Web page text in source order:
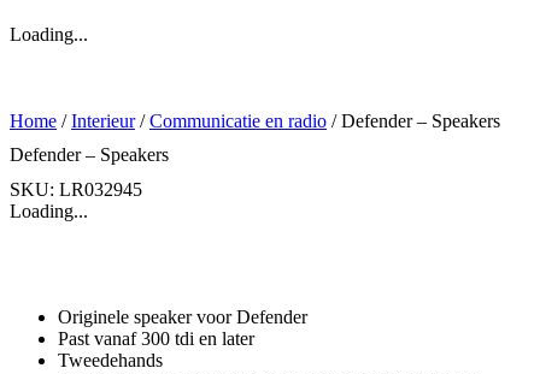
Loading...
Home /Interieur/Communicatie en radio / Defender – Speakers
Defender – Speakers
SKU: LR032945
Loading...
Originele speaker voor Defender
Past vanaf 300 tdi en later
Tweedehands